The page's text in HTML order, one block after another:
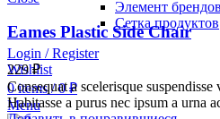
Элемент брендов
Сетка продуктов
Login / Register
Wishlist
0items / 0₽
Menu
Eames Plastic Side Chair
229₽
Consequat a scelerisque
Habitasse a purus nec ipsum a urna